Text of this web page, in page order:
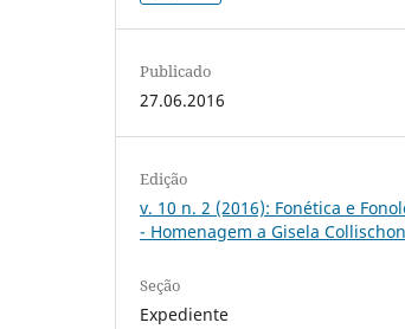
Publicado
27.06.2016
Edição
v. 10 n. 2 (2016): Fonética e
- Homenagem a Gisela
Seção
Expediente